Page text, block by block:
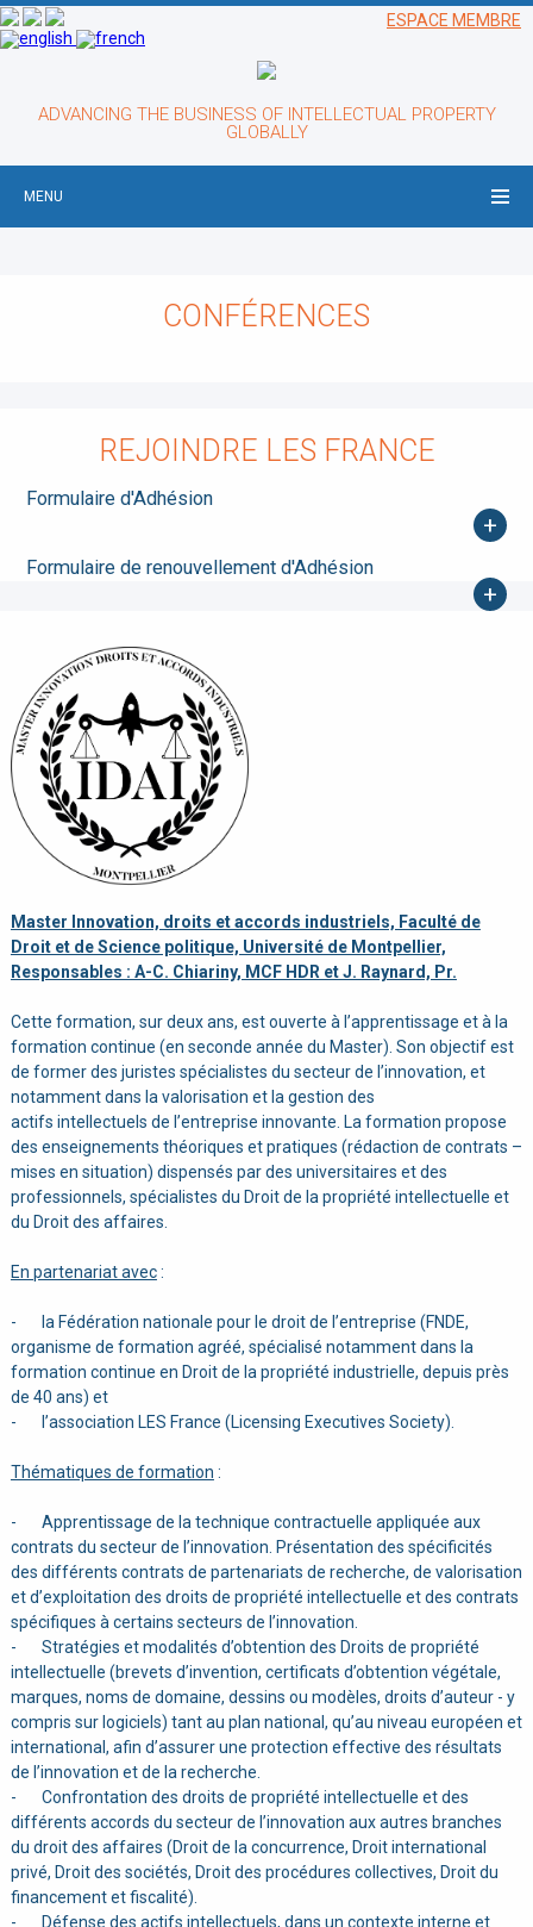
ADVANCING THE BUSINESS OF INTELLECTUAL PROPERTY
GLOBALLY
ESPACE MEMBRE
MENU
CONFÉRENCES
REJOINDRE LES FRANCE
Formulaire d'Adhésion
+
Formulaire de renouvellement d'Adhésion
+
Master Innovation, droits et accords industriels, Faculté de
Droit et de Science politique, Université de Montpellier,
Responsables : A-C. Chiariny, MCF HDR et J. Raynard, Pr.
Cette formation, sur deux ans, est ouverte à l’apprentissage et à la
formation continue (en seconde année du Master). Son objectif est
de former des juristes spécialistes du secteur de l’innovation, et
notamment dans la valorisation et la gestion des
actifs intellectuels de l’entreprise innovante. La formation propose
des enseignements théoriques et pratiques (rédaction de contrats –
mises en situation) dispensés par des universitaires et des
professionnels, spécialistes du Droit de la propriété intellectuelle et
du Droit des affaires.
En partenariat avec:
- la Fédération nationale pour le droit de l’entreprise (FNDE,
organisme de formation agréé, spécialisé notamment dans la
formation continue en Droit de la propriété industrielle, depuis près
de 40 ans) et
- l’association LES France (Licensing Executives Society).
Thématiques de formation :
- Apprentissage de la technique contractuelle appliquée aux
contrats du secteur de l’innovation. Présentation des spécificités
des différents contrats de partenariats de recherche, de valorisation
et d’exploitation des droits de propriété intellectuelle et des contrats
spécifiques à certains secteurs de l’innovation.
- Stratégies et modalités d’obtention des Droits de propriété
intellectuelle (brevets d’invention, certificats d’obtention végétale,
marques, noms de domaine, dessins ou modèles, droits d’auteur - y
compris sur logiciels) tant au plan national, qu’au niveau européen et
international, afin d’assurer une protection effective des résultats
de l’innovation et de la recherche.
- Confrontation des droits de propriété intellectuelle et des
différents accords du secteur de l’innovation aux autres branches
du droit des affaires (Droit de la concurrence, Droit international
privé, Droit des sociétés, Droit des procédures collectives, Droit du
financement et fiscalité).
- Défense des actifs intellectuels, dans un contexte interne et